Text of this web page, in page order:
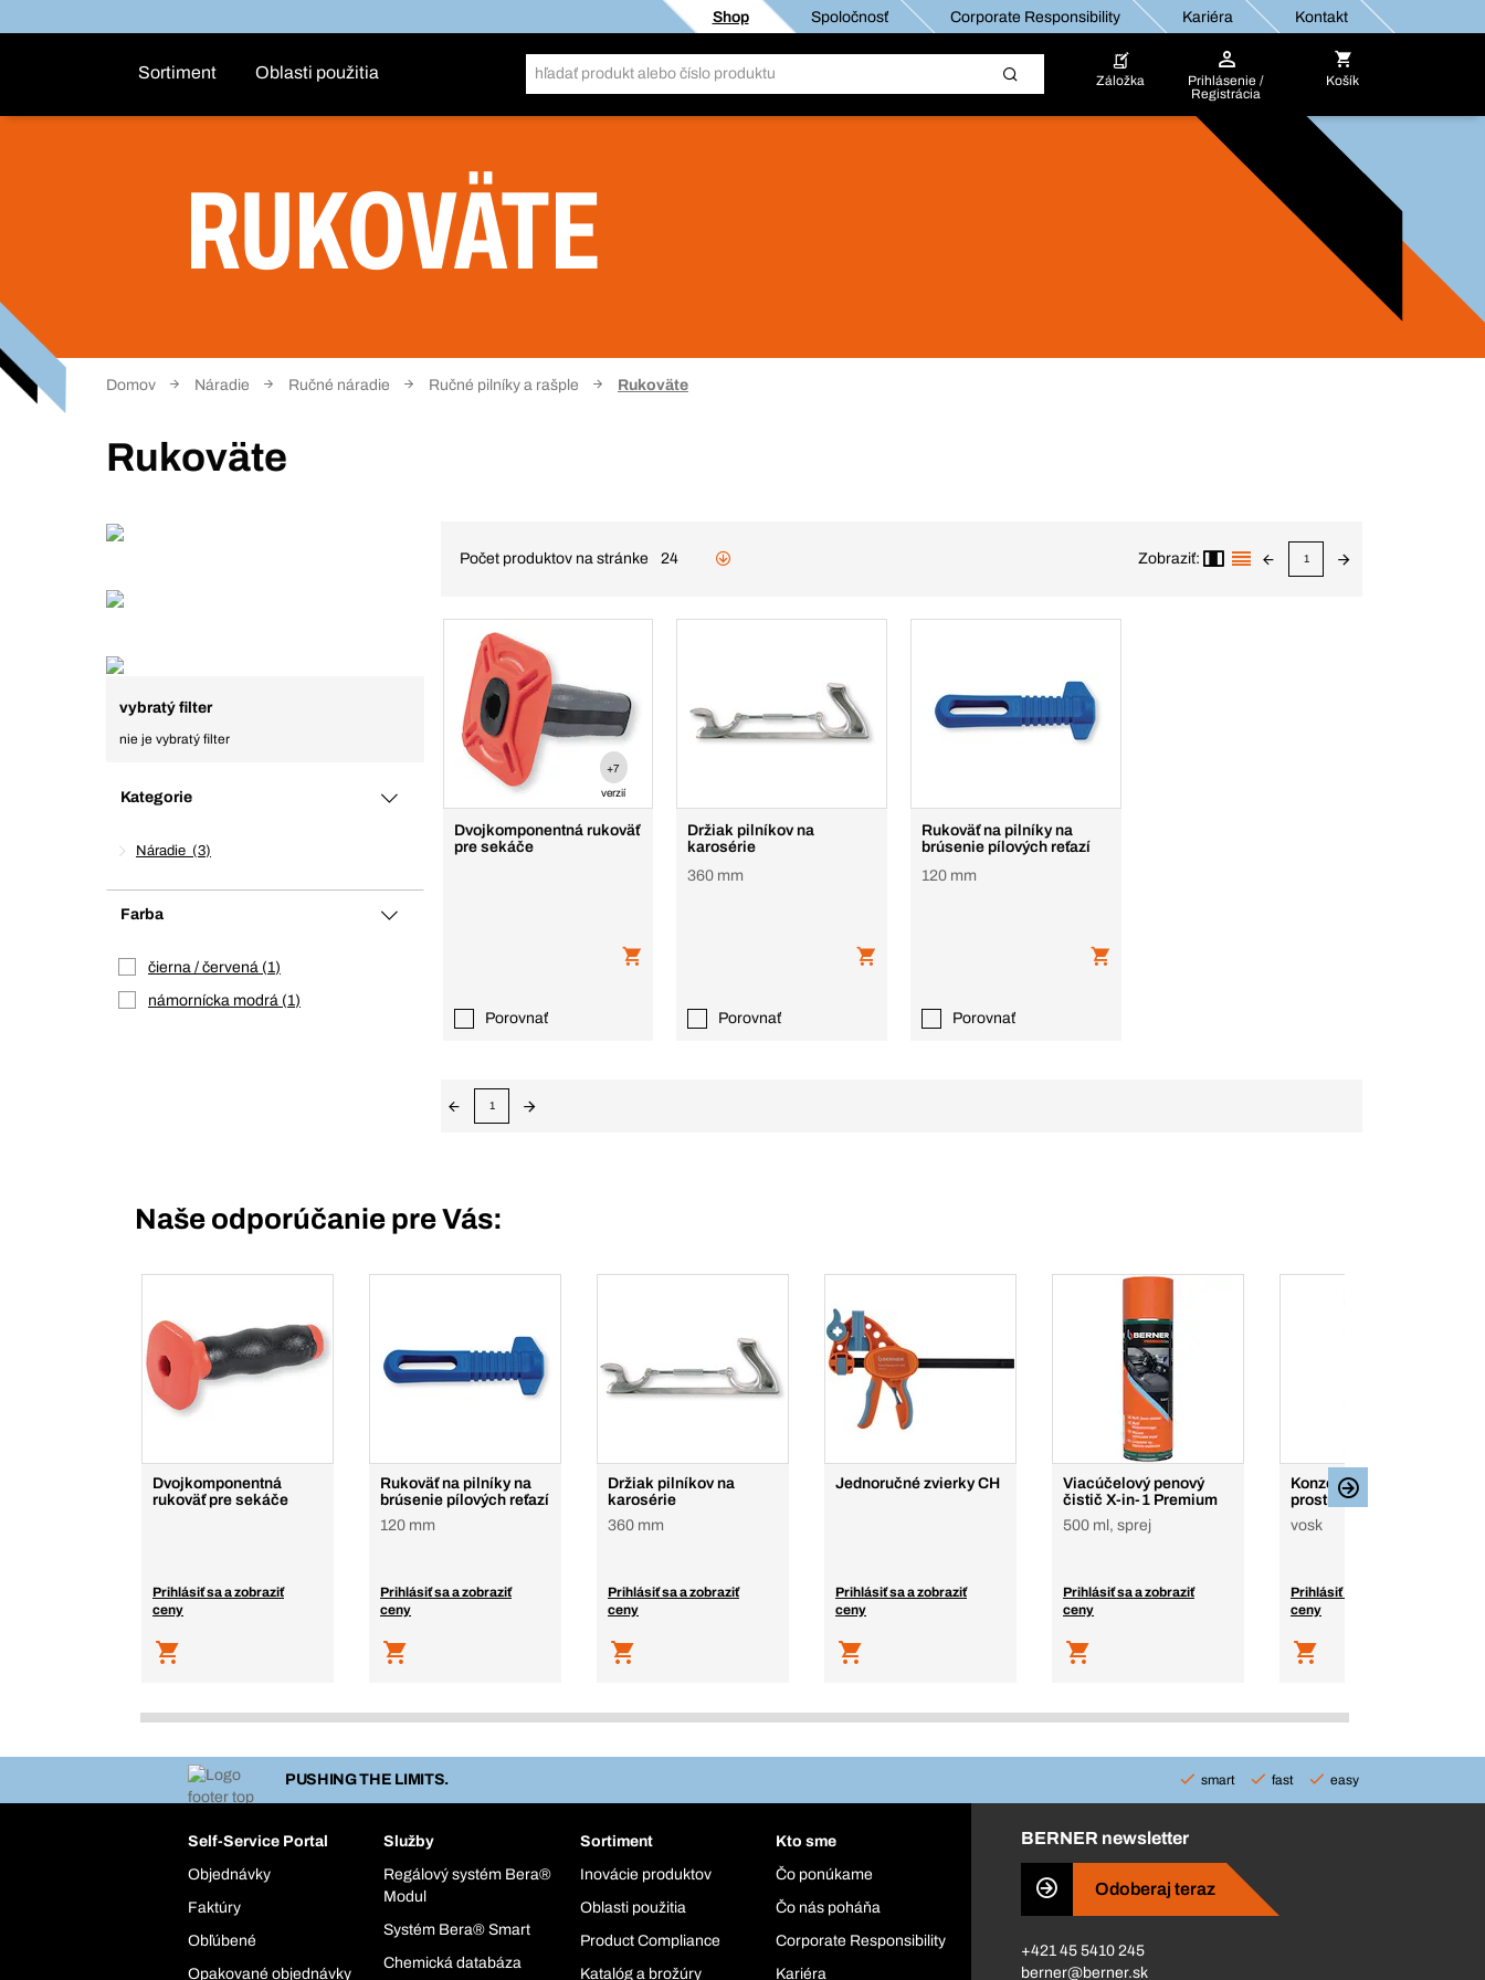
Shop Spoločnosť Corporate Responsibility Kariéra Kontakt
Sortiment Oblasti použitia Záložka
Prihlásenie /
Registrácia
Košík
RUKOVÄTE
Domov Náradie Ručné náradie Ručné pilníky a rašple Rukoväte
Rukoväte
vybratý filter
nie je vybratý filter
Kategorie
Náradie 3
Farba
čierna / červená 1
námornícka modrá 1
Počet produktov na stránke 24 Zobraziť: 1
+7
verzií
Dvojkomponentná rukoväť
pre sekáče
Porovnať
Držiak pilníkov na
karosérie
360 mm
Porovnať
Rukoväť na pilníky na
brúsenie pílových reťazí
120 mm
Porovnať
1
Naše odporúčanie pre Vás:
Dvojkomponentná
rukoväť pre sekáče
Prihlásiť sa a zobraziť
ceny
Rukoväť na pilníky na
brúsenie pílových reťazí
120 mm
Prihlásiť sa a zobraziť
ceny
Držiak pilníkov na
karosérie
360 mm
Prihlásiť sa a zobraziť
ceny
Jednoručné zvierky CH
Prihlásiť sa a zobraziť
ceny
Viacúčelový penový
čistič X-in-1 Premium
500 ml, sprej
Prihlásiť sa a zobraziť
ceny
Konzervačný
prostriedok na dutiny
vosk
Prihlásiť sa a zobraziť
ceny
PUSHING THE LIMITS. smart fast easy
Self-Service Portal
Objednávky
Faktúry
Obľúbené
Opakované objednávky
Služby
Regálový systém Bera®
Modul
Systém Bera® Smart
Chemická databáza
Sortiment
Inovácie produktov
Oblasti použitia
Product Compliance
Katalóg a brožúry
Kto sme
Čo ponúkame
Čo nás poháňa
Corporate Responsibility
Kariéra
BERNER newsletter
Odoberaj teraz
+421 45 5410 245
berner@berner.sk